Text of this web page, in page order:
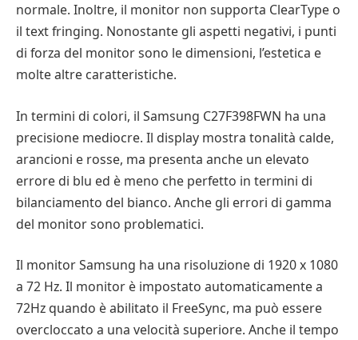
normale. Inoltre, il monitor non supporta ClearType o
il text fringing. Nonostante gli aspetti negativi, i punti
di forza del monitor sono le dimensioni, l’estetica e
molte altre caratteristiche.
In termini di colori, il Samsung C27F398FWN ha una
precisione mediocre. Il display mostra tonalità calde,
arancioni e rosse, ma presenta anche un elevato
errore di blu ed è meno che perfetto in termini di
bilanciamento del bianco. Anche gli errori di gamma
del monitor sono problematici.
Il monitor Samsung ha una risoluzione di 1920 x 1080
a 72 Hz. Il monitor è impostato automaticamente a
72Hz quando è abilitato il FreeSync, ma può essere
overcloccato a una velocità superiore. Anche il tempo